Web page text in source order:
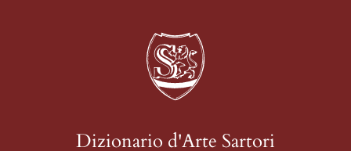
Dizionario d'Arte Sartori